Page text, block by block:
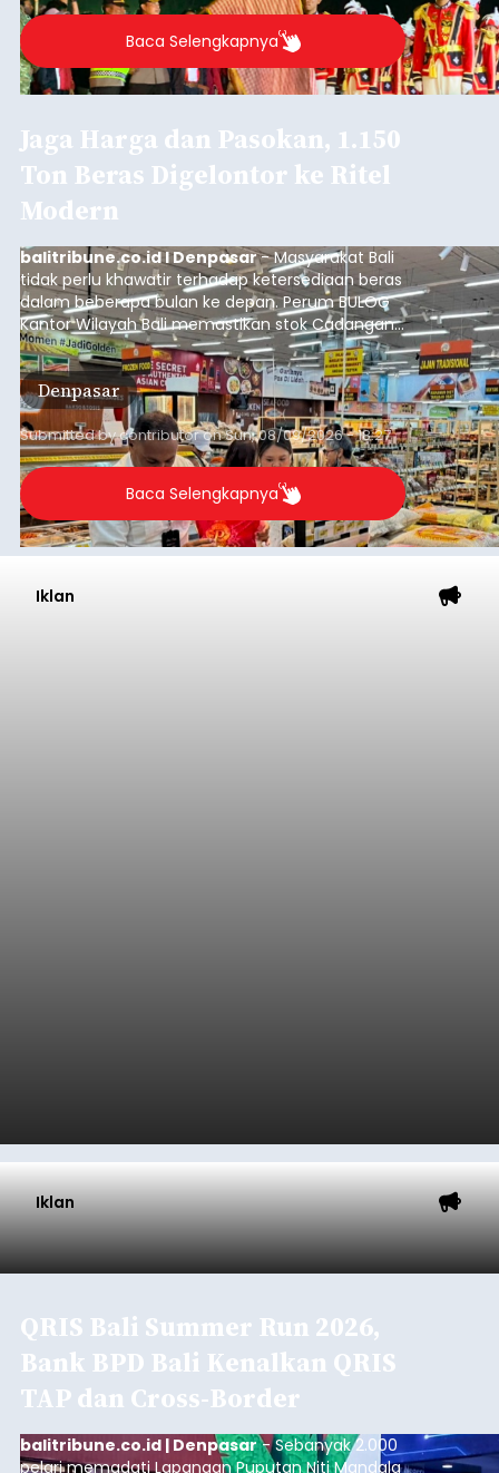
Baca Selengkapnya
Jaga Harga dan Pasokan, 1.150
Ton Beras Digelontor ke Ritel
Modern
balitribune.co.id I Denpasar- Masyarakat Bali
tidak perlu khawatir terhadap ketersediaan beras
dalam beberapa bulan ke depan. Perum BULOG
Kantor Wilayah Bali memastikan stok Cadangan
Beras Pemerintah (CBP) masih dalam kondisi
aman, bahkan diproyeksikan mampu memenuhi
kebutuhan masyarakat hingga sekitar 10 bulan.
Denpasar
Submitted bycontributoronSun, 08/09/2026 - 18:27
Baca Selengkapnya
Iklan
Iklan
QRIS Bali Summer Run 2026,
Bank BPD Bali Kenalkan QRIS
TAP dan Cross-Border
balitribune.co.id | Denpasar- Sebanyak 2.000
pelari memadati Lapangan Puputan Niti Mandala